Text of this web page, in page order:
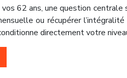
vos 62 ans, une question
ou récupérer
directement votre